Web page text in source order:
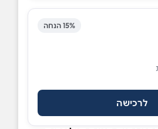
15% הנחה
לרכישה